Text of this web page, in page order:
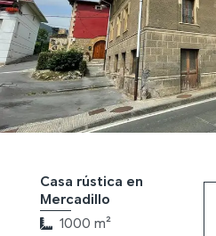
Casa rústica en
Mercadillo
1000 m²